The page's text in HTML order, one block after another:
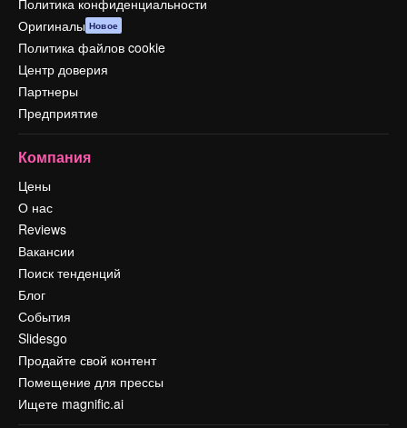
Политика конфиденциальности
Оригиналы Новое
Политика файлов cookie
Центр доверия
Партнеры
Предприятие
Компания
Цены
О нас
Reviews
Вакансии
Поиск тенденций
Блог
События
Slidesgo
Продайте свой контент
Помещение для прессы
Ищете magnific.ai